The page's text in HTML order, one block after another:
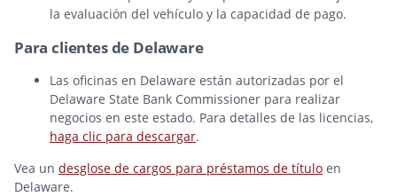
la evaluación del vehículo y la capacidad de pago.
Para clientes de Delaware
Las oficinas en Delaware están autorizadas por el
Delaware State Bank Commissioner para realizar
negocios en este estado. Para detalles de las licencias,
haga clic para descargar.
Vea un desglose de cargos para préstamos de título en
Delaware.